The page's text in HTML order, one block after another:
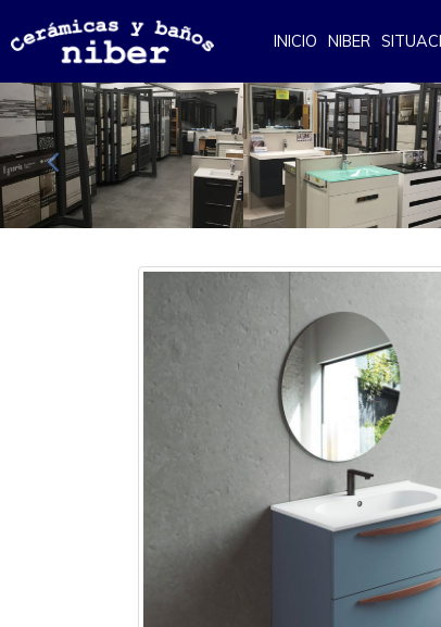
INICIO NIBER
Anterior